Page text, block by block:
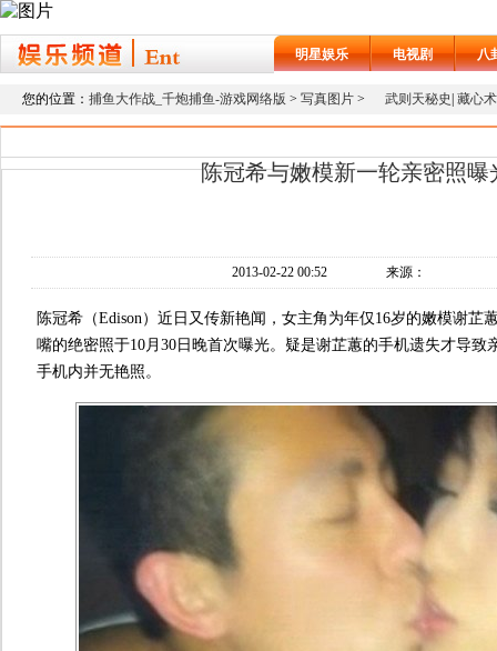
明星娱乐 电视剧 八
您的位置： 捕鱼大作战_千炮捕鱼-游戏网络版 > 写真图片 > 武则天秘史 藏心术
陈冠希与嫩模新一轮亲密照曝
2013-02-22 00:52 来源：
陈冠希（Edison）近日又传新艳闻，女主角为年仅16岁的嫩模谢芷
嘴的绝密照于10月30日晚首次曝光。疑是谢芷蕙的手机遗失才导致
手机内并无艳照。